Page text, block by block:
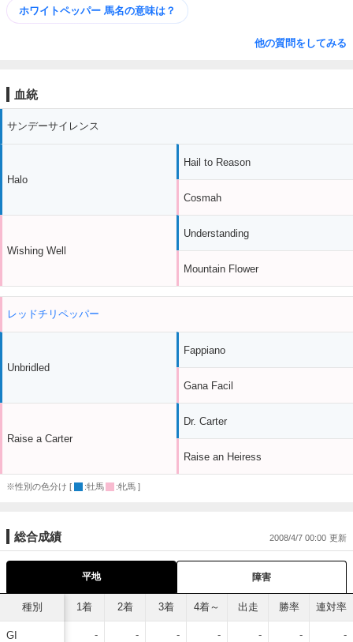
ホワイトペッパー 馬名の意味は？
他の質問をしてみる
血統
サンデーサイレンス
Halo
Wishing Well
Hail to Reason
Cosmah
Understanding
Mountain Flower
レッドチリペッパー
Unbridled
Raise a Carter
Fappiano
Gana Facil
Dr. Carter
Raise an Heiress
※性別の色分け [ :牡馬 :牝馬 ]
総合成績 2008/4/7 00:00
平地 障害
種別
GI
1着 2着 3着 4着～ 出走 勝率 連対率
- - - - - - -